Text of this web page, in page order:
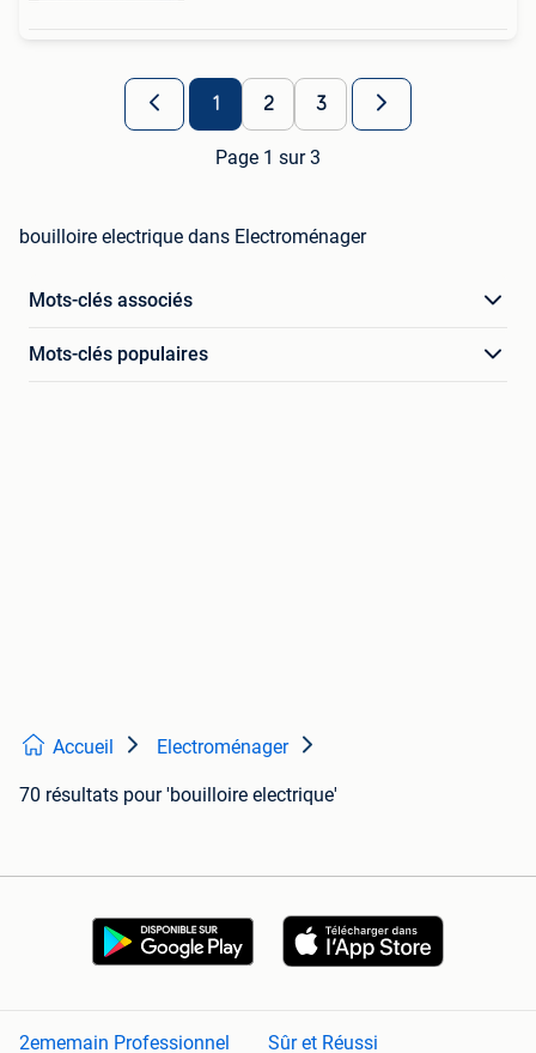
1 2 3
Page 1 sur 3
bouilloire electrique dans Electroménager
Mots-clés associés
Mots-clés populaires
Accueil Electroménager
70 résultats pour 'bouilloire electrique'
2ememain Professionnel Sûr et Réussi